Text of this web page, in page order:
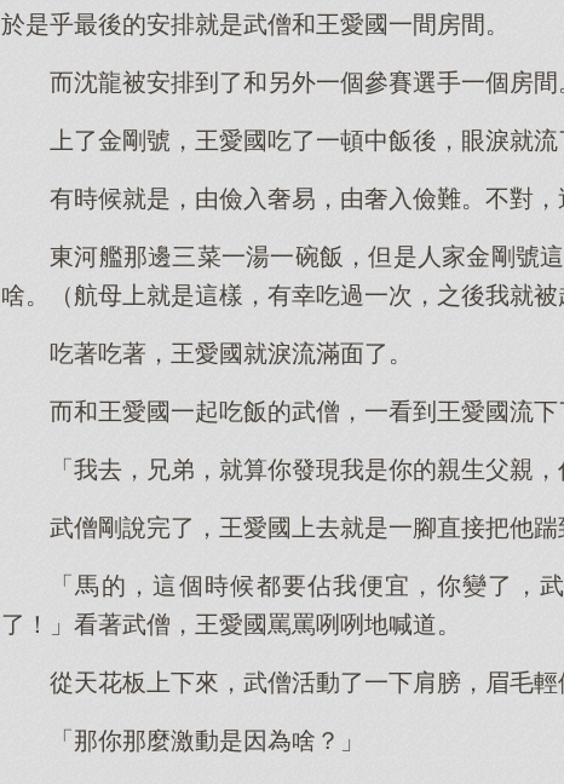
於是乎最後的安排就是武僧和王愛國一間房間。
而沈龍被安排到了和另外一個參賽選手一個房間
上了金剛號，王愛國吃了一頓中飯後，眼淚就流
有時候就是，由儉入奢易，由奢入儉難。不對
東河艦那邊三菜一湯一碗飯，但是人家金剛號
啥。（航母上就是這樣，有幸吃過一次，之後我就被
吃著吃著，王愛國就淚流滿面了。
而和王愛國一起吃飯的武僧，一看到王愛國流下
「我去，兄弟，就算你發現我是你的親生父親
武僧剛說完了，王愛國上去就是一腳直接把他踹
「馬的，這個時候都要佔我便宜，你變了，
了！」看著武僧，王愛國罵罵咧咧地喊道。
從天花板上下來，武僧活動了一下肩膀，眉毛輕
「那你那麼激動是因為啥？」